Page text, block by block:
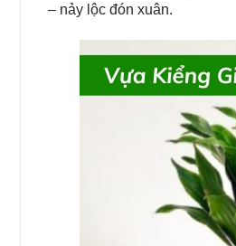
– nảy lộc đón xuân.